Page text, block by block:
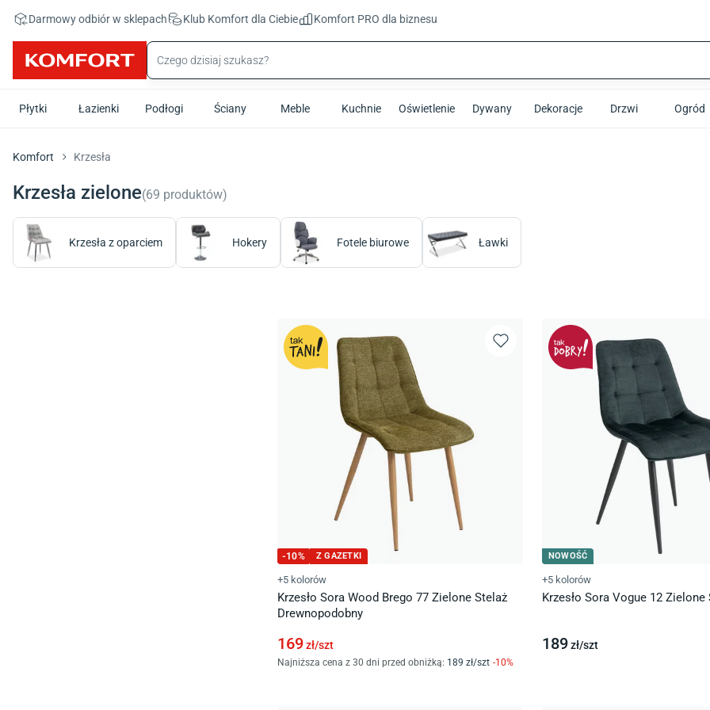
Darmowy odbiór w sklepach Klub Komfort dla Ciebie Komfort PRO dla biznesu
Płytki Łazienki Podłogi Ściany Meble Kuchnie Oświetlenie Dywany Dekoracje Drzwi Ogród
Komfort Krzesła
Krzesła zielone(69 produktów)
Krzesła z oparciem Hokery Fotele biurowe Ławki
-10% Z GAZETKI
+5 kolorów
Krzesło Sora Wood Brego 77 Zielone Stelaż
Drewnopodobny
169zł/szt
Najniższa cena z 30 dni przed obniżką: 189 zł/szt -10%
NOWOŚĆ
+5 kolorów
Krzesło Sora Vogue 12 Zielone
189zł/szt